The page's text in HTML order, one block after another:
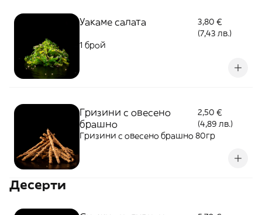
Уакаме салата
3,80 €
(7,43 лв.)
1 брой
Гризини с овесено
брашно
2,50 €
(4,89 лв.)
Гризини с овесено брашно 80гр
Десерти